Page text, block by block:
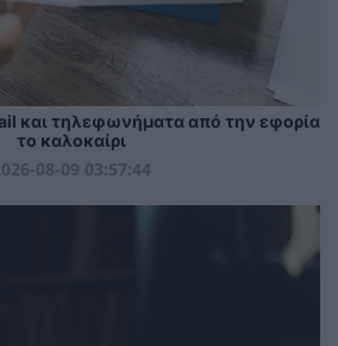
και τηλεφωνήματα από την εφορία
το καλοκαίρι
08-09 03:57:44